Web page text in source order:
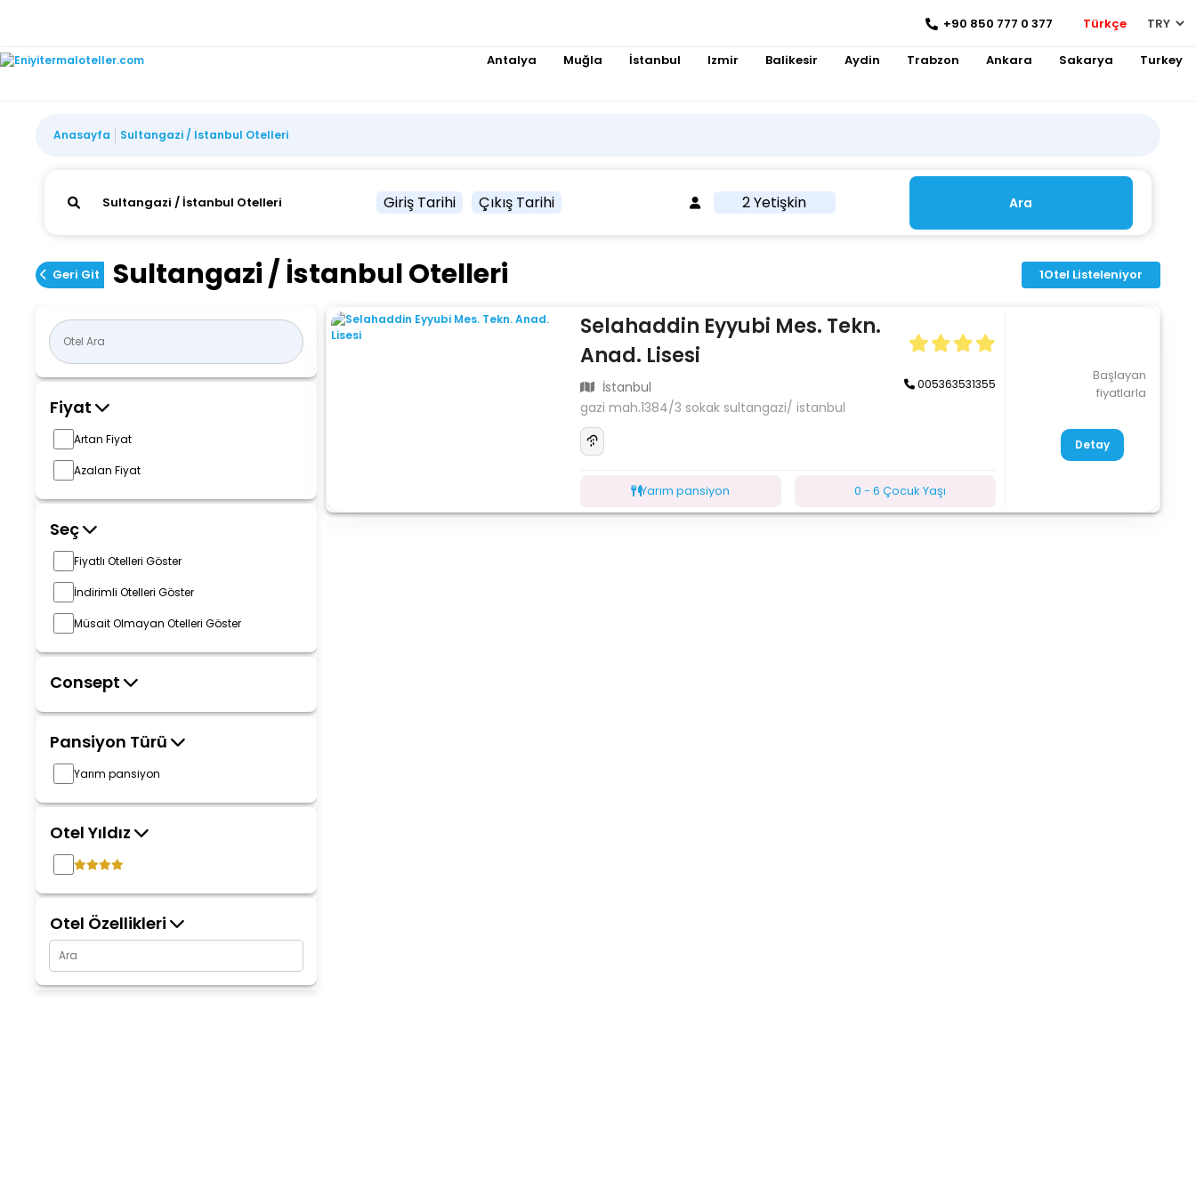
+90 850 777 0 377 Türkçe
Antalya Muğla İstanbul Izmir Balikesir Aydin Trabzon Ankara Sakarya Turkey
Anasayfa Sultangazi / Istanbul Otelleri
Giriş Tarihi Çıkış Tarihi 2 Yetişkin Ara
Geri Git Sultangazi / İstanbul Otelleri 1Otel Listeleniyor
Fiyat
Artan Fiyat
Azalan Fiyat
Seç
Fiyatlı Otelleri Göster
İndirimli Otelleri Göster
Müsait Olmayan Otelleri Göster
Consept
Pansiyon Türü
Yarım pansiyon
Otel Yıldız
Otel Özellikleri
Selahaddin Eyyubi Mes. Tekn.
Anad. Lisesi
İstanbul 005363531355
gazi mah.1384/3 sokak sultangazi/ istanbul
Yarım pansiyon 0 - 6 Çocuk Yaşı
Başlayan
fiyatlarla
Detay